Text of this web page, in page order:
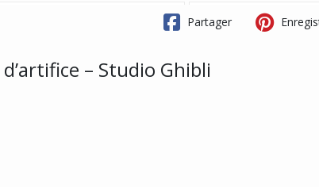
Partager
– Studio Ghibli